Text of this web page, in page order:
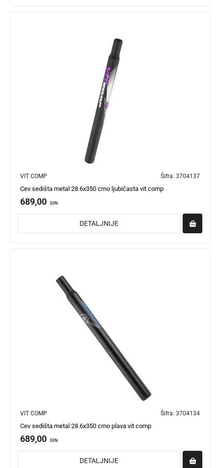
VIT COMP Šifra: 3704137
Cev sedišta metal 28.6x350 crno ljubičasta vit comp
689,00 DIN
DETALJNIJE
VIT COMP Šifra: 3704134
Cev sedišta metal 28.6x350 crno plava vit comp
689,00 DIN
DETALJNIJE